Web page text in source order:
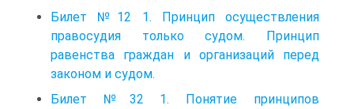
Билет №12 1. Принцип осуществления
правосудия только судом. Принцип
равенства граждан и организаций перед
законом и судом.
Билет №32 1. Понятие принципов